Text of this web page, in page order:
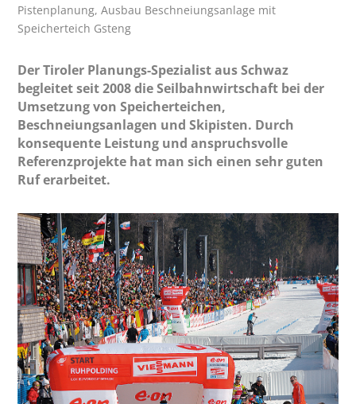
Pistenplanung, Ausbau Beschneiungsanlage mit
Speicherteich Gsteng
Der Tiroler Planungs-Spezialist aus Schwaz
begleitet seit 2008 die Seilbahnwirtschaft bei der
Umsetzung von Speicherteichen,
Beschneiungsanlagen und Skipisten. Durch
konsequente Leistung und anspruchsvolle
Referenzprojekte hat man sich einen sehr guten
Ruf erarbeitet.